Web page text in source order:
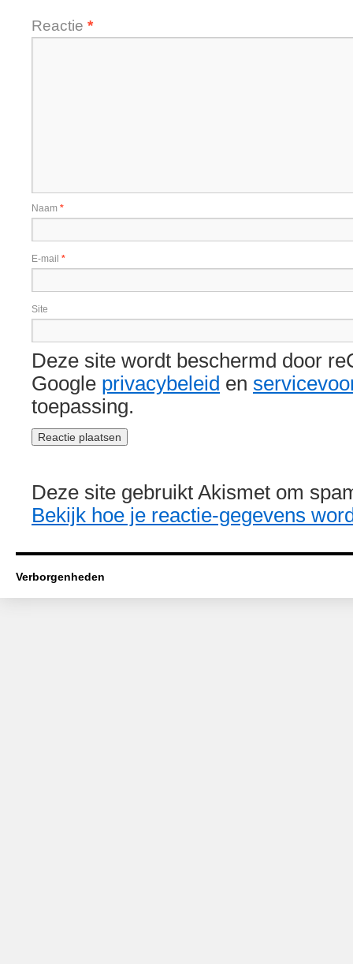
Reactie *
Naam *
E-mail *
Site
Deze site wordt beschermd door
Google privacybeleid en
toepassing.
Deze site gebruikt Akismet om
Bekijk hoe je reactie-gegevens
Verborgenheden